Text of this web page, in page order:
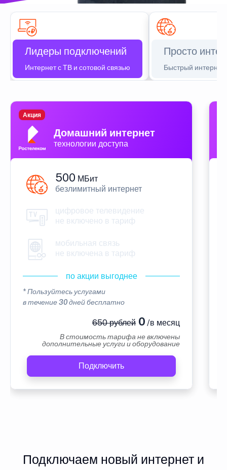
Лидеры подключений
Интернет с ТВ и сотовой связью
Просто
Быстрый интернет
Домашний интернет
технологии доступа
Акция
500 МБит
безлимитный интернет
цифровое телевидение
не включено в тариф
мобильная связь
не включена в тариф
по акции выгоднее
* Пользуйтесь услугами
в течение 30 дней бесплатно
650 рублей0 /в месяц
В стоимость тарифа не включены
дополнительные услуги и оборудование
Подключить
Подключаем новый интернет и